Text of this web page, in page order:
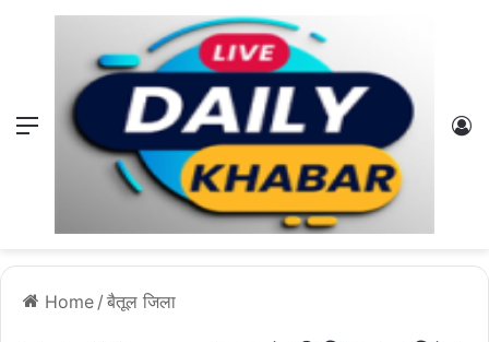
Menu
Home / बैतूल जिला